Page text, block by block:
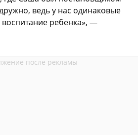
ведь у нас одинаковые
ребенка», —